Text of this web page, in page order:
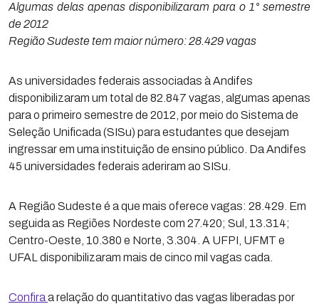
Algumas delas apenas disponibilizaram para o 1° semestre
de 2012
Região Sudeste tem maior número: 28.429 vagas
As universidades federais associadas à Andifes
disponibilizaram um total de 82.847 vagas, algumas apenas
para o primeiro semestre de 2012, por meio do Sistema de
Seleção Unificada (SISu) para estudantes que desejam
ingressar em uma instituição de ensino público. Da Andifes
45 universidades federais aderiram ao SISu.
A Região Sudeste é a que mais oferece vagas: 28.429. Em
seguida as Regiões Nordeste com 27.420; Sul, 13.314;
Centro-Oeste, 10.380 e Norte, 3.304. A UFPI, UFMT e
UFAL disponibilizaram mais de cinco mil vagas cada.
Confira a relação do quantitativo das vagas liberadas por